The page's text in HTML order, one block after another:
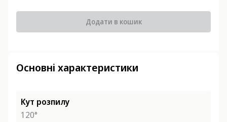
Додати в кошик
Основні характеристики
Кут розпилу
120°